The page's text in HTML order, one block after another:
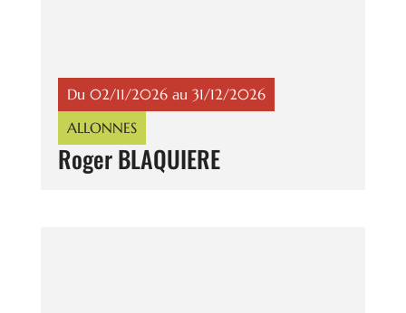
Du 02/11/2026 au 31/12/2026
ALLONNES
Roger BLAQUIERE